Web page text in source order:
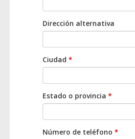
Dirección alternativa
Ciudad *
Estado o provincia *
Número de teléfono *